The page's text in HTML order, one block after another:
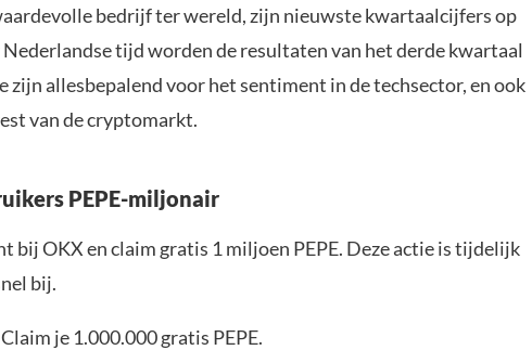
bedrijf ter wereld, zijn nieuwste kwartaalcijfers op
tijd worden de resultaten van het derde kwartaal
zijn allesbepalend voor het sentiment in de techsector, en ook
van de cryptomarkt.
PEPE-miljonair
bij OKX en claim gratis 1 miljoen PEPE. Deze actie is tijdelijk
bij.
je 1.000.000 gratis PEPE.